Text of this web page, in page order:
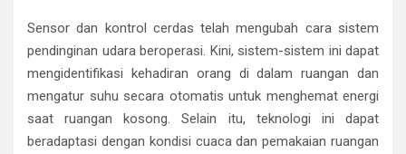
Sensor dan kontrol cerdas telah mengubah cara sistem
pendinginan udara beroperasi. Kini, sistem-sistem ini dapat
mengidentifikasi kehadiran orang di dalam ruangan dan
mengatur suhu secara otomatis untuk menghemat energi
saat ruangan kosong. Selain itu, teknologi ini dapat
beradaptasi dengan kondisi cuaca dan pemakaian ruangan